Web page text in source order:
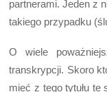
partnerami. Jeden z
takiego przypadku
O wiele
transkrypcji. Skoro
mieć z tego tytułu te